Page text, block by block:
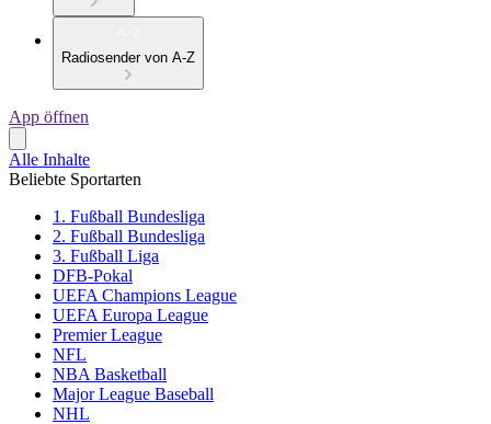
Radiosender von A-Z
App öffnen
Alle Inhalte
Beliebte Sportarten
1. Fußball Bundesliga
2. Fußball Bundesliga
3. Fußball Liga
DFB-Pokal
UEFA Champions League
UEFA Europa League
Premier League
NFL
NBA Basketball
Major League Baseball
NHL